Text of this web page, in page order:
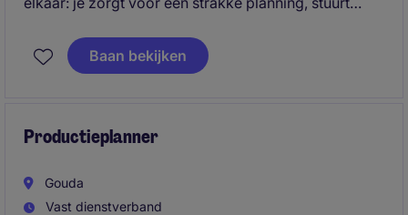
onderhandelt over afspraken en ziet kansen om
processen slimmer, sneller en efficiënter te maken.
Baan bekijken
Productieplanner
Gouda
Vast dienstverband